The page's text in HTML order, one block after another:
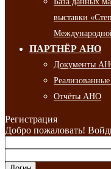
выставки
ПАРТНЁР АНО
Документы
Отчёты АНО
Регистрация
Добро пожаловать!